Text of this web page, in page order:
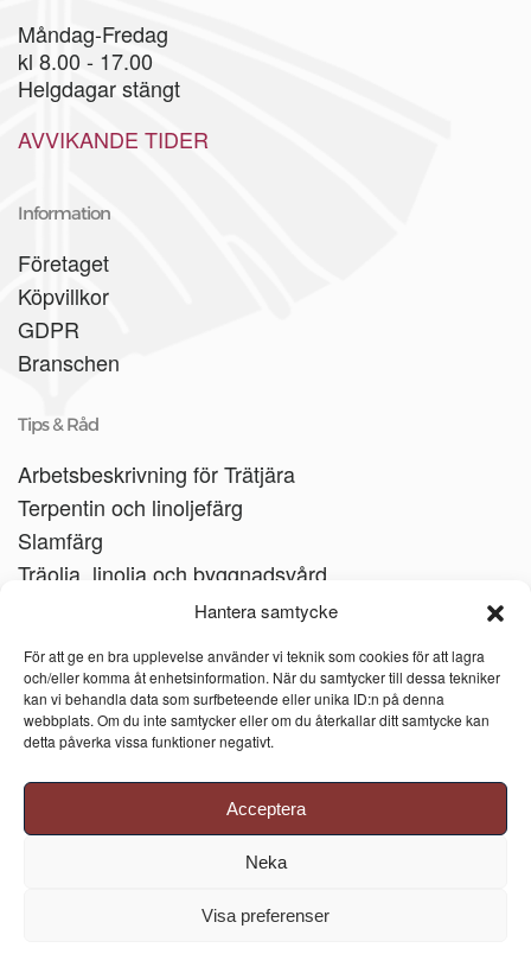
Hantera samtycke
För att ge en bra upplevelse använder vi teknik som cookies för att lagra
och/eller komma åt enhetsinformation. När du samtycker till dessa tekniker
kan vi behandla data som surfbeteende eller unika ID:n på denna
webbplats. Om du inte samtycker eller om du återkallar ditt samtycke kan
detta påverka vissa funktioner negativt.
Acceptera
Neka
Visa preferenser
Måndag-Fredag
kl 8.00 - 17.00
Helgdagar stängt
AVVIKANDE TIDER
Information
Företaget
Köpvillkor
GDPR
Branschen
Tips & Råd
Arbetsbeskrivning för Trätjära
Terpentin och linoljefärg
Slamfärg
Träolja, linolja och byggnadsvård